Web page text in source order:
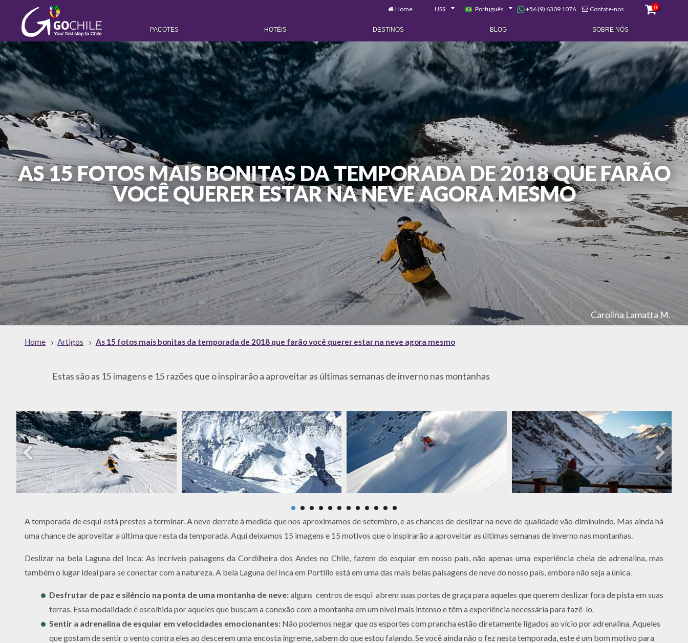
Home US$ Português +56 (9) 6309 1076 Contate-nos 0
PACOTES HOTÉIS DESTINOS BLOG SOBRE NÓS
AS 15 FOTOS MAIS BONITAS DA TEMPORADA DE 2018 QUE FARÃO
VOCÊ QUERER ESTAR NA NEVE AGORA MESMO
Carolina Lamatta M.
Home Artigos As 15 fotos mais bonitas da temporada de 2018 que farão você querer estar na neve agora mesmo
Estas são as 15 imagens e 15 razões que o inspirarão a aproveitar as últimas semanas de inverno nas montanhas
A temporada de esqui está prestes a terminar. A neve derrete à medida que nos aproximamos de setembro, e as chances de deslizar na neve de qualidade vão diminuindo. Mas ainda há
uma chance de aproveitar a última que resta da temporada. Aqui deixamos 15 imagens e 15 motivos que o inspirarão a aproveitar as últimas semanas de inverno nas montanhas.
Deslizar na bela Laguna del Inca: As incríveis paisagens da Cordilheira dos Andes no Chile, fazem do esquiar em nosso país, não apenas uma experiência cheia de adrenalina, mas
também o lugar ideal para se conectar com a natureza. A bela Laguna del Inca em Portillo está em uma das mais belas paisagens de neve do nosso país, embora não seja a única.
Desfrutar de paz e silêncio na ponta de uma montanha de neve:alguns centros de esqui abrem suas portas de graça para aqueles que querem deslizar fora de pista em suas
terras. Essa modalidade é escolhida por aqueles que buscam a conexão com a montanha em um nível mais intenso e têm a experiência necessária para fazê-lo.
Sentir a adrenalina de esquiar em velocidades emocionantes: Não podemos negar que os esportes com prancha estão diretamente ligados ao vício por adrenalina. Aqueles
que gostam de sentir o vento contra eles ao descerem uma encosta íngreme, sabem do que estou falando. Se você ainda não o fez nesta temporada, este é um bom motivo para